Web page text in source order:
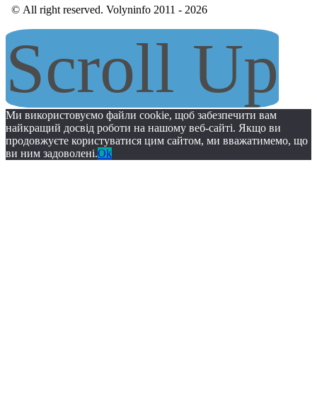
© All right reserved. Volyninfo 2011 - 2026
Scroll Up
Ми використовуємо файли cookie, щоб забезпечити вам
найкращий досвід роботи на нашому веб-сайті. Якщо ви
продовжуєте користуватися цим сайтом, ми вважатимемо, що
ви ним задоволені.Ok